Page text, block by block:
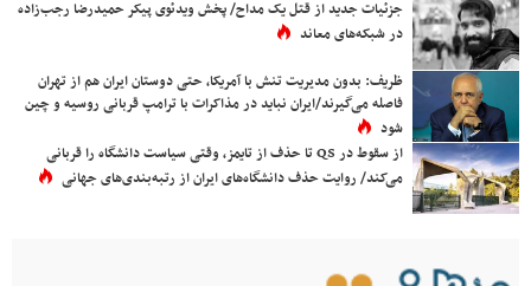
جزئیات جدید از قتل یک مداح/ پخش ویدئوی پیکر حمیدرضا رجب‌زاده
در شبکه‌های معاند
ظریف: بدون مدیریت تنش با آمریکا، حتی دوستان ایران هم از تهران
فاصله می‌گیرند/ایران نباید در مذاکرات با ترامپ قربانی روسیه و چین
شود
از سقوط در QS تا حذف از تایمز، وقتی سیاست دانشگاه را قربانی
می‌کند/ روایت حذف دانشگاه‌های ایران از رتبه‌بندی‌های جهانی